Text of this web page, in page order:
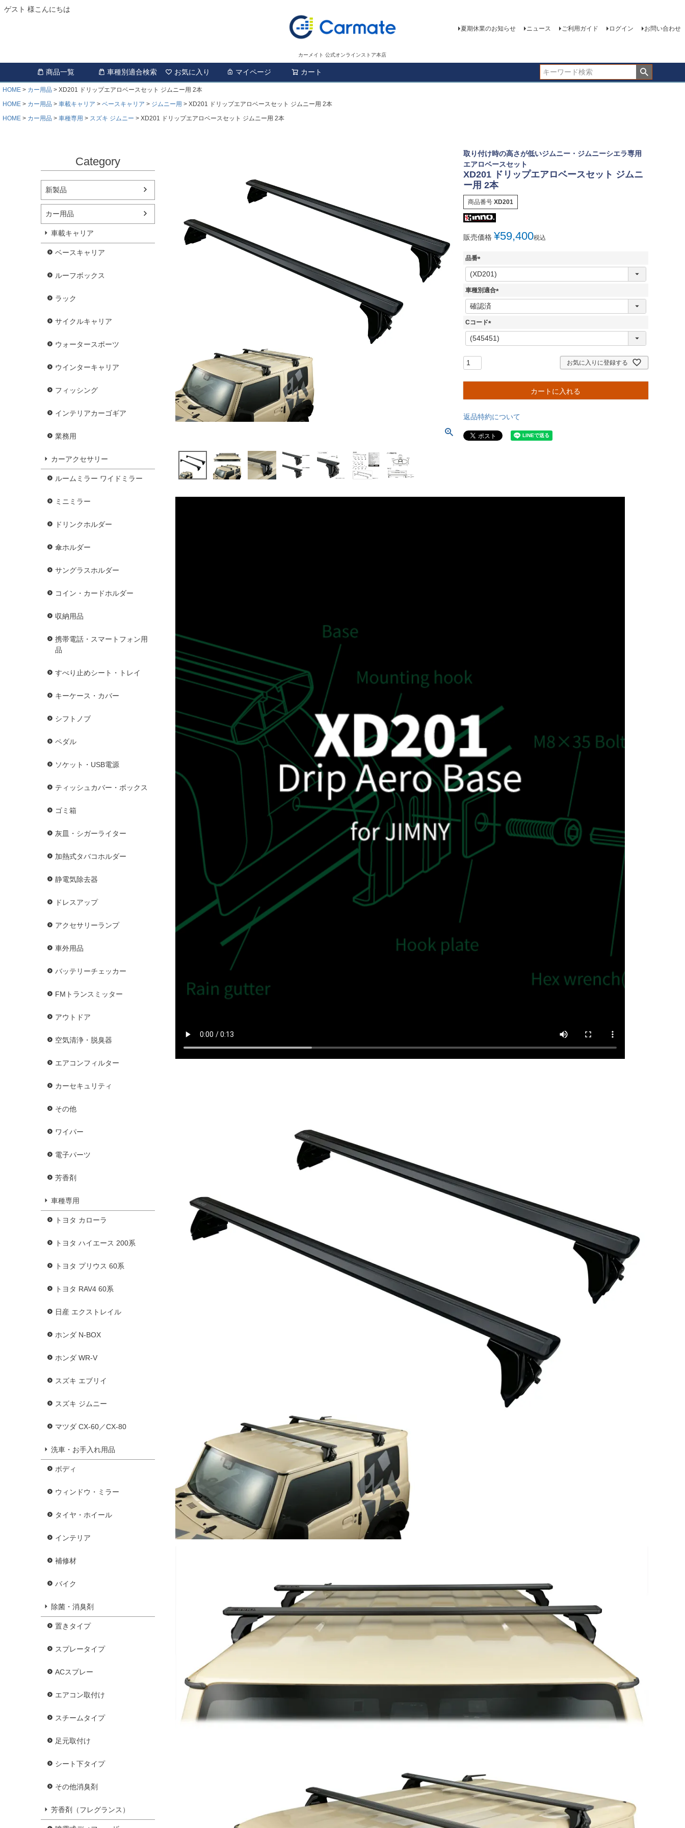
ゲスト 様こんにちは
カーメイト 公式オンラインストア本店
夏期休業のお知らせ ニュース ご利用ガイド ログイン お問い合わせ
商品一覧 車種別適合検索 お気に入り マイページ カート
HOME カー用品
XD201 ドリップエアロベースセット ジムニー用 2本
HOME
カー用品 車載キャリア ベースキャリア ジムニー用
XD201 ドリップエアロベースセット ジムニー用 2本
HOME
カー用品 車種専用 スズキ ジムニー XD201 ドリップエアロベースセット ジムニー用 2本
Category
新製品
カー用品
車載キャリア
ベースキャリア
ルーフボックス
ラック
サイクルキャリア
ウォータースポーツ
ウインターキャリア
フィッシング
インテリアカーゴギア
業務用
カーアクセサリー
ルームミラー ワイドミラー
ミニミラー
ドリンクホルダー
傘ホルダー
サングラスホルダー
コイン・カードホルダー
収納用品
携帯電話・スマートフォン用
品
すべり止めシート・トレイ
キーケース・カバー
シフトノブ
ペダル
ソケット・USB電源
ティッシュカバー・ボックス
ゴミ箱
灰皿・シガーライター
加熱式タバコホルダー
静電気除去器
ドレスアップ
アクセサリーランプ
車外用品
バッテリーチェッカー
FMトランスミッター
アウトドア
空気清浄・脱臭器
エアコンフィルター
カーセキュリティ
その他
ワイパー
電子パーツ
芳香剤
車種専用
トヨタ カローラ
トヨタ ハイエース 200系
トヨタ プリウス 60系
トヨタ RAV4 60系
日産 エクストレイル
ホンダ N-BOX
ホンダ WR-V
スズキ エブリイ
スズキ ジムニー
マツダ CX-60／CX-80
洗車・お手入れ用品
ボディ
ウィンドウ・ミラー
タイヤ・ホイール
インテリア
補修材
バイク
除菌・消臭剤
置きタイプ
スプレータイプ
ACスプレー
エアコン取付け
スチームタイプ
足元取付け
シート下タイプ
その他消臭剤
芳香剤（フレグランス）
取り付け時の高さが低いジムニー・ジムニーシエラ専用
エアロベースセット
XD201 ドリップエアロベースセット ジムニ
ー用 2本
商品番号 XD201
販売価格 ¥59,400税込
品番
(
必
須
車種別適合
(
Cコード
(
必
お気に入りに登録する
カートに入れる
返品特約について